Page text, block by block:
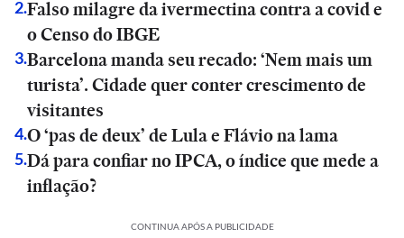
2.Falso milagre da ivermectina contra a covid e
o Censo do IBGE
3.Barcelona manda seu recado: ‘Nem mais um
turista’. Cidade quer conter crescimento de
visitantes
4.O ‘pas de deux’ de Lula e Flávio na lama
5.Dá para confiar no IPCA, o índice que mede a
inflação?
CONTINUA APÓS A PUBLICIDADE